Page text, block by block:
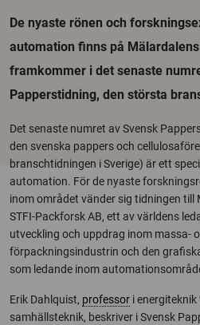
De nyaste rönen och
automation finns på
framkommer i det senaste
Papperstidning, den största
Det senaste numret av Svensk
den svenska pappers och
branschtidningen i Sverige) är ett
automation. För de nyaste
inom området vänder sig tidningen till
STFI-Packforsk AB, ett av världens
utveckling och uppdrag inom massa-
förpackningsindustrin och den
som ledande inom
Erik Dahlquist, professor i
samhällsteknik, beskriver i Svensk